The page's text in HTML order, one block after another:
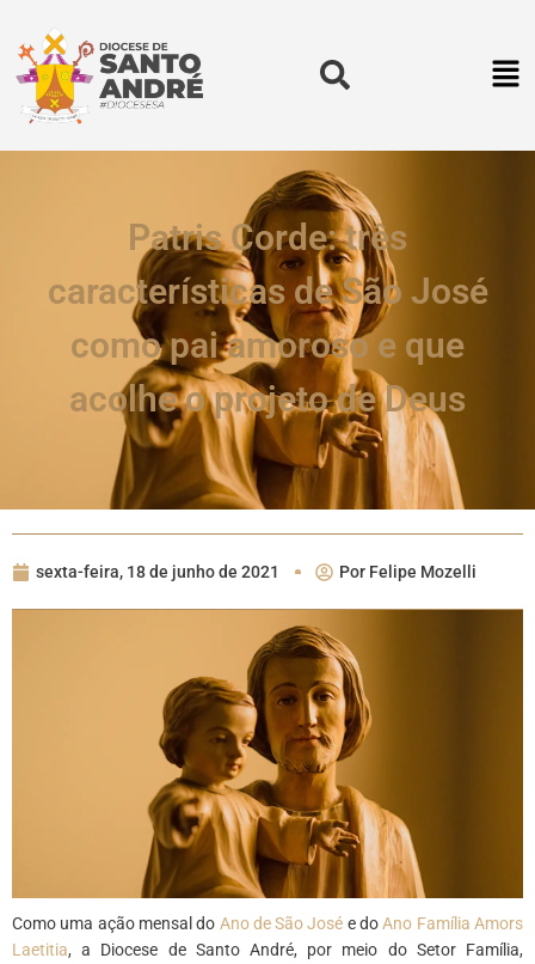
Patris Corde: três
características de São José
como pai amoroso e que
acolhe o projeto de Deus
sexta-feira, 18 de junho de 2021 Por Felipe Mozelli
Como uma ação mensal do Ano de São José e doAno Família Amors
Laetitia, a Diocese de Santo André, por meio do Setor Família,